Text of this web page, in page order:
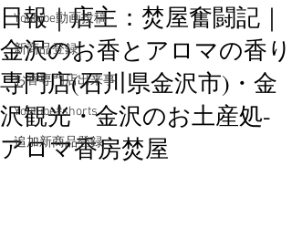
Youtube動画投稿
新商品登録
お香専門店出来事
Youtube#shorts
追加新商品登録
日報｜店主：焚屋奮闘記｜
金沢のお香とアロマの香り
専門店(石川県金沢市)・金
沢観光・金沢のお土産処-
アロマ香房焚屋